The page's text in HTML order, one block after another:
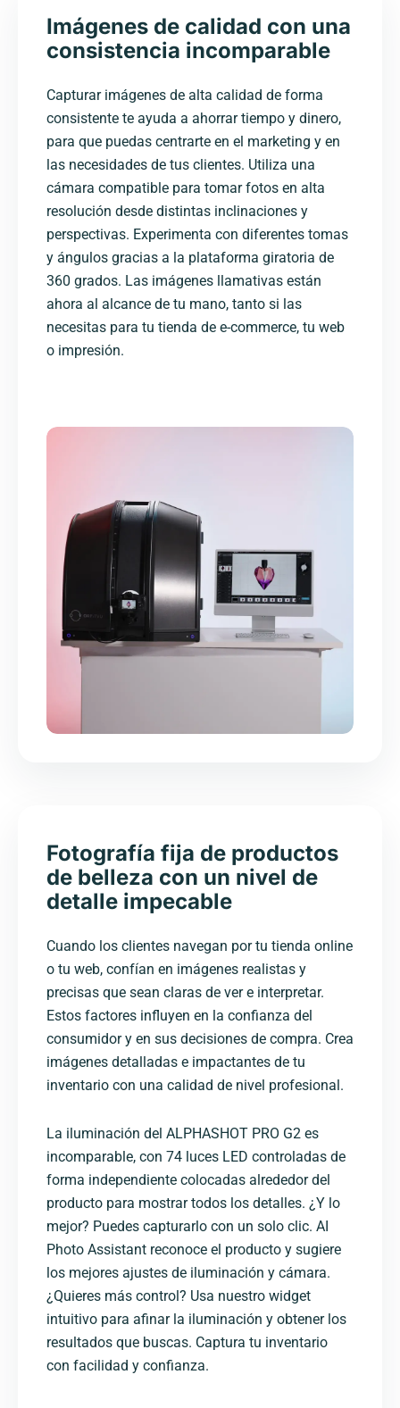
Imágenes de calidad con una
consistencia incomparable
Capturar imágenes de alta calidad de forma
consistente te ayuda a ahorrar tiempo y dinero,
para que puedas centrarte en el marketing y en
las necesidades de tus clientes. Utiliza una
cámara compatible para tomar fotos en alta
resolución desde distintas inclinaciones y
perspectivas. Experimenta con diferentes tomas
y ángulos gracias a la plataforma giratoria de
360 grados. Las imágenes llamativas están
ahora al alcance de tu mano, tanto si las
necesitas para tu tienda de e-commerce, tu web
o impresión.
Fotografía fija de productos
de belleza con un nivel de
detalle impecable
Cuando los clientes navegan por tu tienda online
o tu web, confían en imágenes realistas y
precisas que sean claras de ver e interpretar.
Estos factores influyen en la confianza del
consumidor y en sus decisiones de compra. Crea
imágenes detalladas e impactantes de tu
inventario con una calidad de nivel profesional.
La iluminación del ALPHASHOT PRO G2 es
incomparable, con 74 luces LED controladas de
forma independiente colocadas alrededor del
producto para mostrar todos los detalles. ¿Y lo
mejor? Puedes capturarlo con un solo clic. AI
Photo Assistant reconoce el producto y sugiere
los mejores ajustes de iluminación y cámara.
¿Quieres más control? Usa nuestro widget
intuitivo para afinar la iluminación y obtener los
resultados que buscas. Captura tu inventario
con facilidad y confianza.